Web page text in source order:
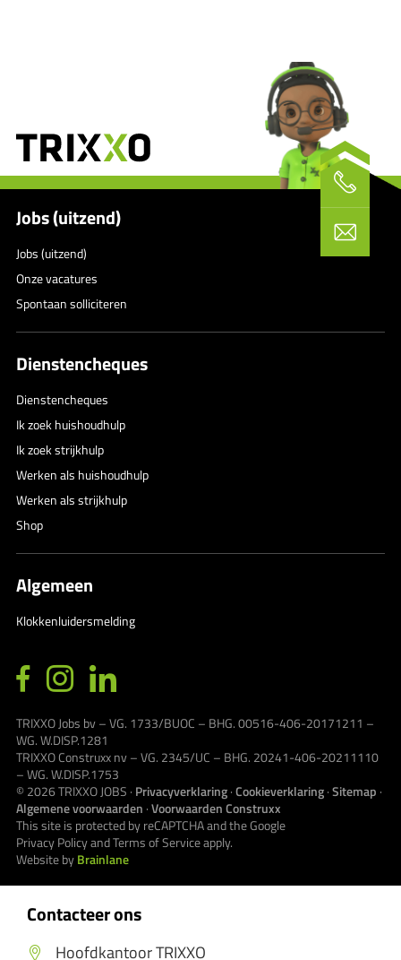
Contacteer ons
Hoofdkantoor TRIXXO
Jobs (uitzend)
Jobs (uitzend)
Onze vacatures
Spontaan solliciteren
Dienstencheques
Dienstencheques
Ik zoek huishoudhulp
Ik zoek strijkhulp
Werken als huishoudhulp
Werken als strijkhulp
Shop
Algemeen
Klokkenluidersmelding
TRIXXO Jobs bv – VG. 1733/BUOC – BHG. 00516-406-20171211 –
WG. W.DISP.1281
TRIXXO Construxx nv – VG. 2345/UC – BHG. 20241-406-20211110
– WG. W.DISP.1753
© 2026TRIXXO JOBS · Privacyverklaring·Cookieverklaring·Sitemap ·
Algemene voorwaarden ·Voorwaarden Construxx
This site is protected by reCAPTCHA and the Google
Privacy PolicyandTerms of Serviceapply.
Website byBrainlane